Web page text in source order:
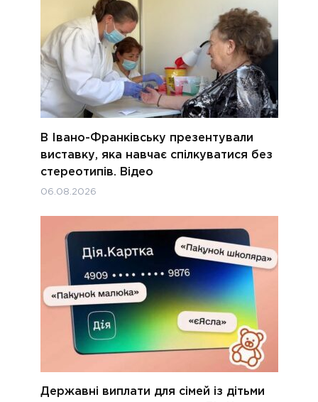
В Івано-Франківську презентували
виставку, яка навчає спілкуватися без
стереотипів. Відео
06.08.2026
Державні виплати для сімей із дітьми